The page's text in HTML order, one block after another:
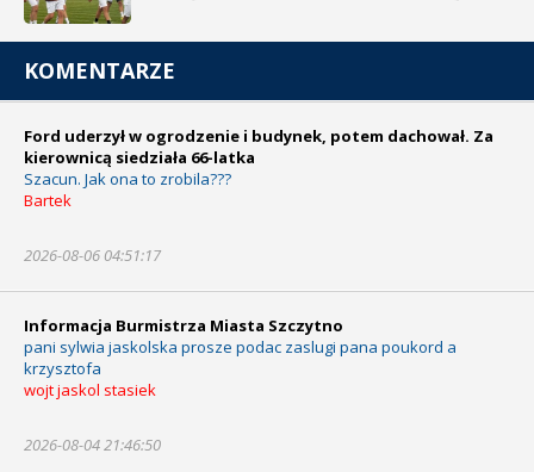
KOMENTARZE
Ford uderzył w ogrodzenie i budynek, potem dachował. Za
kierownicą siedziała 66-latka
Szacun. Jak ona to zrobila???
Bartek
2026-08-06 04:51:17
Informacja Burmistrza Miasta Szczytno
pani sylwia jaskolska prosze podac zaslugi pana poukord a
krzysztofa
wojt jaskol stasiek
2026-08-04 21:46:50